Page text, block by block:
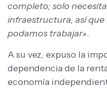
completo; solo
infraestructura, así que
podamos trabajar».
A su vez, expuso la
dependencia de la
economía